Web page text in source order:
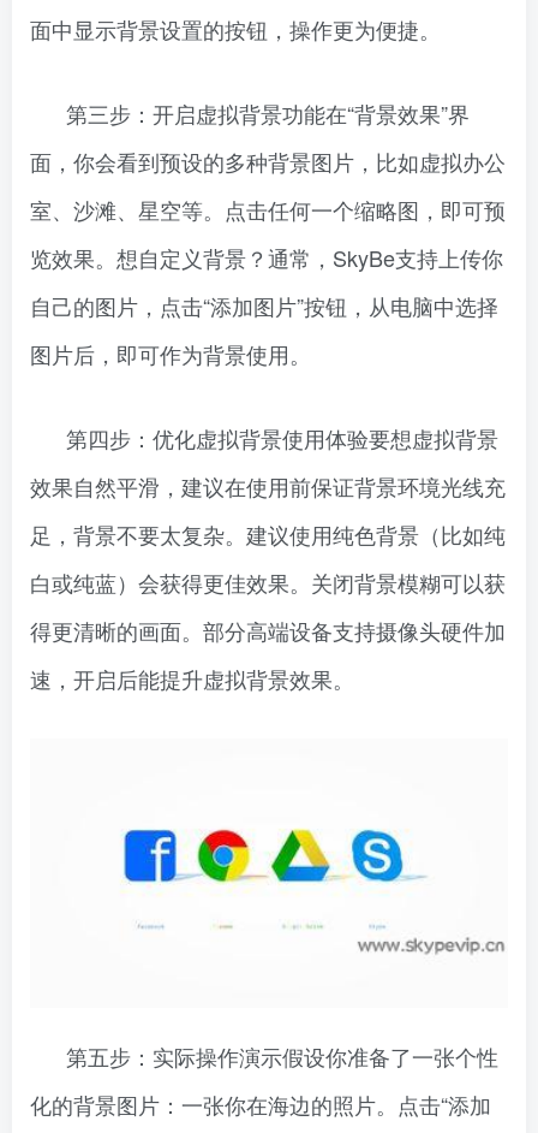
面中显示背景设置的按钮，操作更为便捷。
第三步：开启虚拟背景功能在“背景效果”界
面，你会看到预设的多种背景图片，比如虚拟办公
室、沙滩、星空等。点击任何一个缩略图，即可预
览效果。想自定义背景？通常，SkyBe支持上传你
自己的图片，点击“添加图片”按钮，从电脑中选择
图片后，即可作为背景使用。
第四步：优化虚拟背景使用体验要想虚拟背景
效果自然平滑，建议在使用前保证背景环境光线充
足，背景不要太复杂。建议使用纯色背景（比如纯
白或纯蓝）会获得更佳效果。关闭背景模糊可以获
得更清晰的画面。部分高端设备支持摄像头硬件加
速，开启后能提升虚拟背景效果。
第五步：实际操作演示假设你准备了一张个性
化的背景图片：一张你在海边的照片。点击“添加